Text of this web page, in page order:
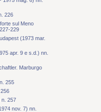
226
sul Meno
229
(1973 mar.
apr. 9 e s.d.) nn.
Marburgo
255
n. 257
nov. 7) nn.